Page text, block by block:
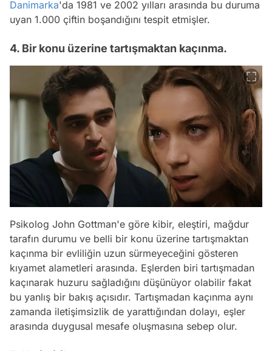
Danimarka'da 1981 ve 2002 yılları arasında bu duruma
uyan 1.000 çiftin boşandığını tespit etmişler.
4. Bir konu üzerine tartışmaktan kaçınma.
Psikolog John Gottman'e göre kibir, eleştiri, mağdur
tarafın durumu ve belli bir konu üzerine tartışmaktan
kaçınma bir evliliğin uzun sürmeyeceğini gösteren
kıyamet alametleri arasında. Eşlerden biri tartışmadan
kaçınarak huzuru sağladığını düşünüyor olabilir fakat
bu yanlış bir bakış açısıdır. Tartışmadan kaçınma aynı
zamanda iletişimsizlik de yarattığından dolayı, eşler
arasında duygusal mesafe oluşmasına sebep olur.